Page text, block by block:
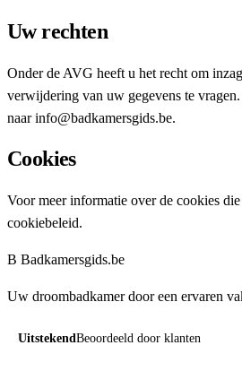
Uw rechten
Onder de AVG heeft u het recht om
verwijdering van uw gegevens te
naarinfo@badkamersgids.be.
Cookies
Voor meer informatie over de cookies
cookiebeleid.
B Badkamersgids.be
Uw droombadkamer door een ervaren
Uitstekend Beoordeeld door klanten